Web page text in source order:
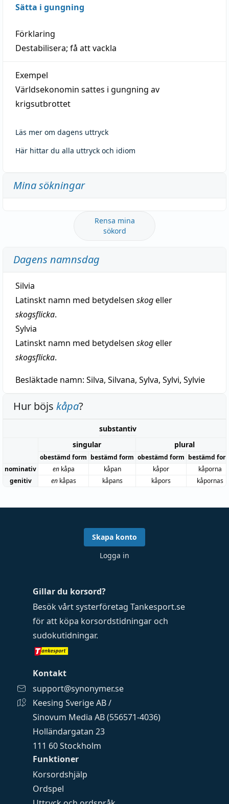
Sätta i gungning
Förklaring
Destabilisera; få att vackla
Exempel
Världsekonomin sattes i gungning av
krigsutbrottet
Läs mer om dagens uttryck
Här hittar du alla uttryck och idiom
Mina sökningar
Rensa mina
sökord
Dagens namnsdag
Silvia
Latinskt namn med betydelsen skogeller
skogsflicka.
Sylvia
Latinskt namn med betydelsen skogeller
skogsflicka.
Besläktade namn: Silva, Silvana, Sylva, Sylvi, Sylvie
Hur böjs kåpa?
substantiv
singular
plural
obestämd form bestämd form obestämd form bestämd
nominativ
enkåpa kåpan kåpor
kåporna
genitiv
enkåpas kåpans kåpors kåpornas
Funktioner
Korsordshjälp
Ordspel
Gillar du korsord?
Besök vårt systerföretag Tankesport.se
för att köpa korsordstidningar och
sudokutidningar.
Kontakt
support@synonymer.se
Keesing Sverige AB /
Sinovum Media AB (556571-4036)
Holländargatan 23
111 60 Stockholm
Skapa konto
Logga in